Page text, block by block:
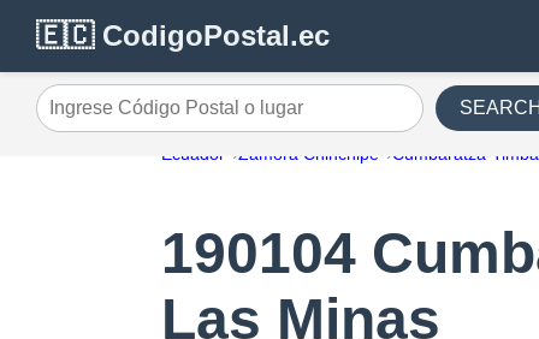
🇪🇨 CodigoPostal.ec
Ingrese Código Postal o lugar
Ecuador Zamora Chinchipe Cumbaratza-
190104
Las Minas